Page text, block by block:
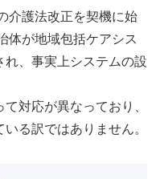
介護法改正を契機に始
体が地域包括ケアシス
れ、事実上システムの設
対応が異なっており、
る訳ではありません。